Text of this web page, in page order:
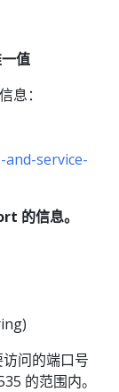
值
息：
service-
的信息。
问的端口号
的范围内。